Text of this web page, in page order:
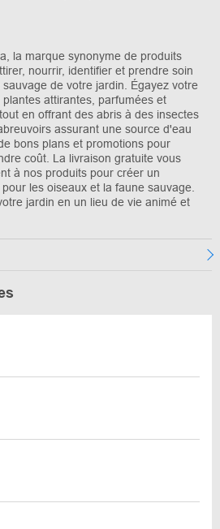
la marque synonyme de produits
nourrir, identifier et prendre soin
de votre jardin. Égayez votre
attirantes, parfumées et
en offrant des abris à des insectes
assurant une source d'eau
bons plans et promotions pour
coût. La livraison gratuite vous
à nos produits pour créer un
les oiseaux et la faune sauvage.
jardin en un lieu de vie animé et